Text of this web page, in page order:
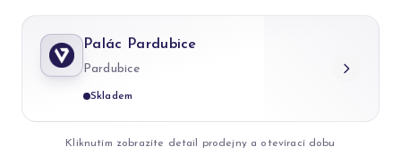
Palác Pardubice
Pardubice
Skladem
Kliknutím zobrazíte detail prodejny a otevírací dobu